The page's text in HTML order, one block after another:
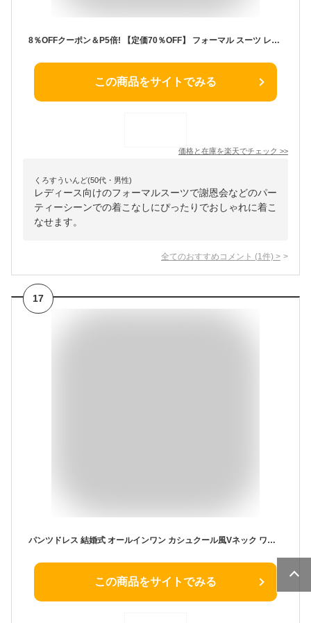
8％OFFクーポン＆P5倍! 【定価70％OFF】 フォーマル スーツ レディース 卒業式 入学式 結婚式 七五三 同窓会 二次会 謝恩会 発表会 セレモニー お宮参り上質素材 ロングスカート フォーマル ミセス スーツ 服装 母 母親 祖母 シニア お祝いの席 礼服 衣装 お洒落
この商品をサイトでみる
価格と在庫を楽天でチェック >>
くろすういんど(50代・男性)
レディース向けのフォーマルスーツで謝恩会などのパー
ティーシーンでの着こなしにぴったりでおしゃれに着こ
なせます。
全てのおすすめコメント (1 件) >
17
パンツドレス 結婚式 オールインワン カシュクール風Vネック ワイドパンツ ブラック 長袖 きれいめ 黒 無地 体型カバー 大きいサイズ 卒業式 スーツスタイル 謝恩会 二次会 発表会 大人 可愛い (M)
この商品をサイトでみる